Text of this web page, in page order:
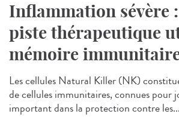
Inflammation sévère
piste thérapeutique
mémoire
Les cellules Natural Killer (NK)
de cellules immunitaires, connues pour
important dans la protection contre les...